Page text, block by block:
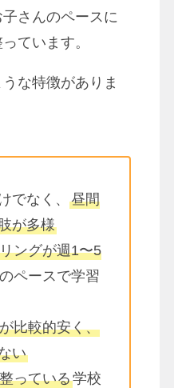
さんのペースに
ています。
な特徴がありま
でなく、 昼間
が多様
ングが週1〜5
ペースで学習
比較的安く、
い
っている学校